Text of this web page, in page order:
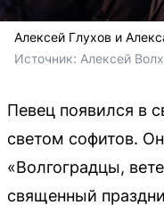
Алексей Глухов и
Источник: Алексей
Певец появился в
светом софитов.
«Волгоградцы,
священный